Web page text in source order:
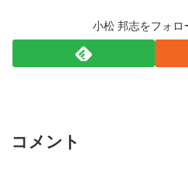
小松 邦志をフォロ
コメント